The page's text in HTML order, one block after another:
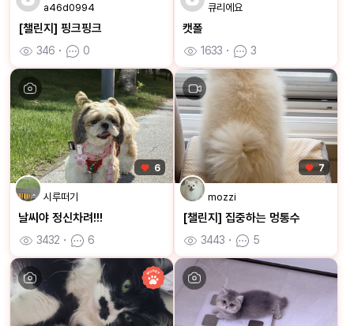
a46d0994
[챌린지] 핑크핑크
346 ㆍ 0
큐리에요
캣폴
1633 ㆍ 3
6
시루떠기
날씨야 정신차려!!!
3432 ㆍ 6
7
mozzi
[챌린지] 집중하는 멍통수
3443 ㆍ 5